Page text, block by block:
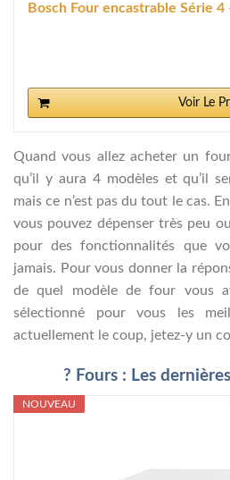
Bosch Four encastrable Série 4
Voir Le
Quand vous allez acheter un
qu’il y aura 4 modèles et qu’il
mais ce n’est pas du tout le cas.
vous pouvez dépenser très peu
pour des fonctionnalités que
jamais. Pour vous donner la
de quel modèle de four vous
sélectionné pour vous les
actuellement le coup, jetez-y un
? Fours : Les
NOUVEAU